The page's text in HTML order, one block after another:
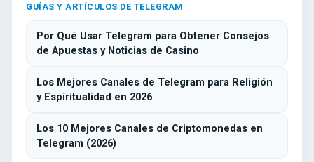
GUÍAS Y ARTÍCULOS DE TELEGRAM
Por Qué Usar Telegram para Obtener Consejos
de Apuestas y Noticias de Casino
Los Mejores Canales de Telegram para Religión
y Espiritualidad en 2026
Los 10 Mejores Canales de Criptomonedas en
Telegram (2026)